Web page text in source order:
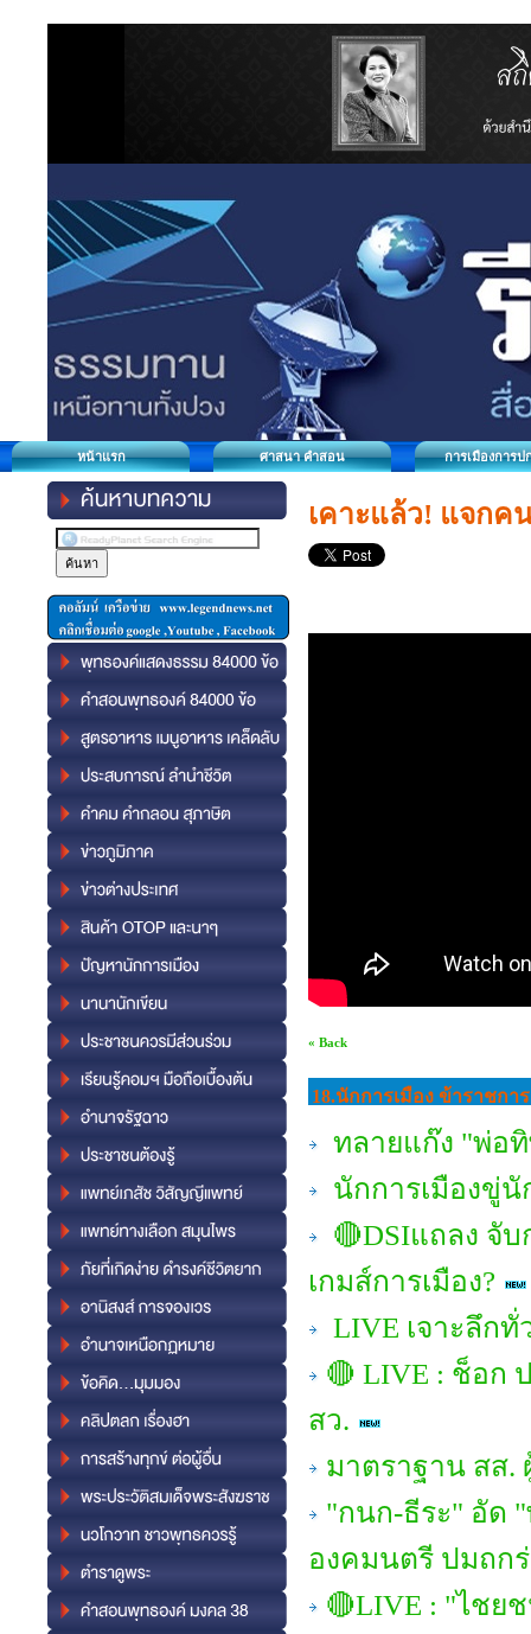
หน้าแรก ศาสนา คำสอน การเมืองการป
เคาะแล้ว! แจกค
« Back
18.นักการเมือง ข้าราชก
ทลายแก๊ง "พ่อ
นักการเมืองขู่
🔴DSIแถลง จั
เกมส์การเมือง?
LIVE เจาะลึกทั่
🔴 LIVE : ช็อก
สว.
มาตราฐาน สส.
"กนก-ธีระ" อัด
องคมนตรี ปมถก
🔴LIVE : "ไชย